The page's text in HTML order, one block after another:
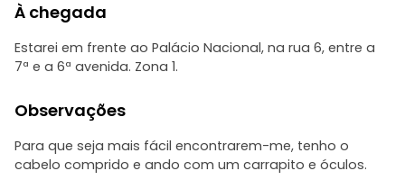
À chegada
Estarei em frente ao Palácio Nacional, na rua 6, entre a
7ª e a 6ª avenida. Zona 1.
Observações
Para que seja mais fácil encontrarem-me, tenho o
cabelo comprido e ando com um carrapito e óculos.